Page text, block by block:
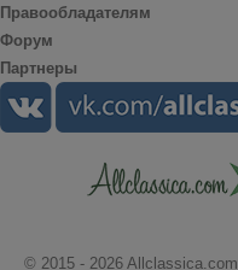
Правообладателям
Форум
Партнеры
© 2015 - 2026 Allclassica.com